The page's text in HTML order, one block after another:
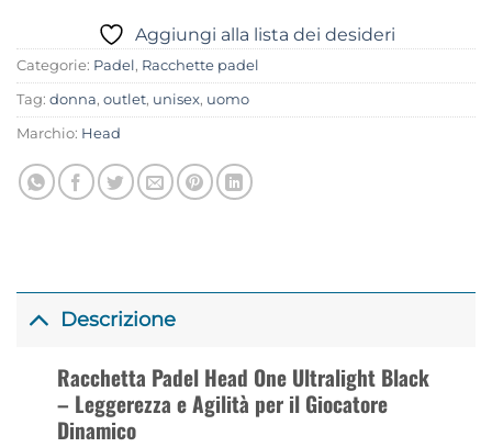
Aggiungi alla lista dei desideri
Categorie: Padel, Racchette padel
Tag: donna, outlet, unisex, uomo
Marchio: Head
Descrizione
Racchetta Padel Head One Ultralight Black
– Leggerezza e Agilità per il Giocatore
Dinamico